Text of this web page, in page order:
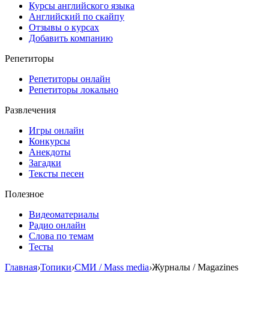
Курсы английского языка
Английский по скайпу
Отзывы о курсах
Добавить компанию
Репетиторы
Репетиторы онлайн
Репетиторы локально
Развлечения
Игры онлайн
Конкурсы
Анекдоты
Загадки
Тексты песен
Полезное
Видеоматериалы
Радио онлайн
Слова по темам
Тесты
Главная›Топики›СМИ / Mass media›Журналы / Magazines